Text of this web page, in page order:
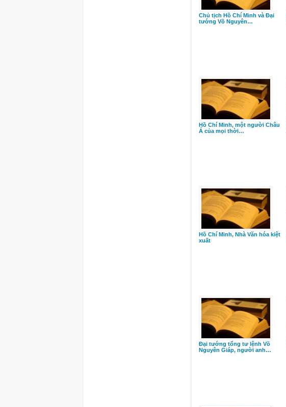
Chủ tịch Hồ Chí Minh và Đại
tướng Võ Nguyên…
Hồ Chí Minh, một người Châu
Á của mọi thời…
Hồ Chí Minh, Nhà Văn hóa kiệt
xuất
Đại tướng tổng tư lệnh Võ
Nguyên Giáp, người anh…